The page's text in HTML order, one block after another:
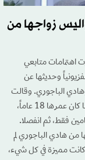
زواجها من
اهتمامات متابعي
وحديثها عن
الباجوري. وقالت
فيدرا إنها «تزوجت أولاً من المخرج سامح الباجوري عندما كان عمرها 18 عاماً،
وعمرها 25 عاماً لمدة عامين فقط، ثم انفصلا.
هادي الباجوري لم
كانت مميزة في كل شيء،